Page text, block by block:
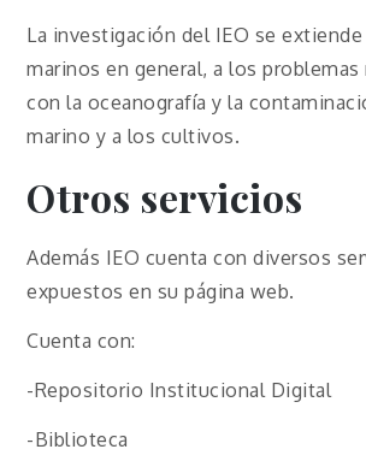
La investigación del IEO se
marinos en general, a los
con la oceanografía y la
marino y a los cultivos.
Otros servicios
Además IEO cuenta con diversos
expuestos en su página web.
Cuenta con:
-Repositorio Institucional Digital
-Biblioteca